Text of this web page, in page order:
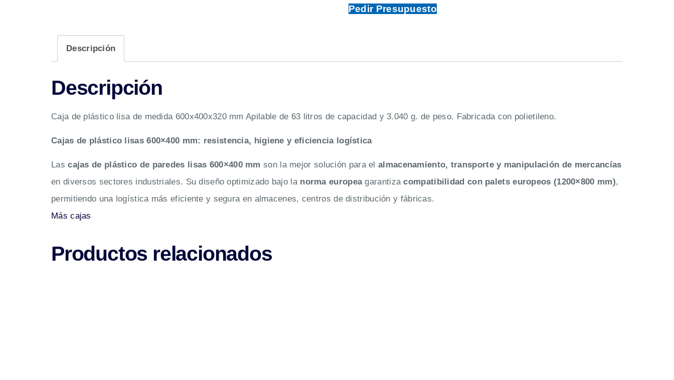
Pedir Presupuesto
Descripción
Descripción
Caja de plástico lisa de medida 600x400x320 mm Apilable de 63 litros de capacidad y 3.040 g. de peso. Fabricada con polietileno.
Cajas de plástico lisas 600×400 mm: resistencia, higiene y eficiencia logística
Lascajas de plástico de paredes lisas 600×400 mm son la mejor solución para elalmacenamiento, transporte y manipulación de mercancías
en diversos sectores industriales. Su diseño optimizado bajo la norma europeagarantizacompatibilidad con palets europeos (1200×800 mm),
permitiendo una logística más eficiente y segura en almacenes, centros de distribución y fábricas.
Más cajas
Productos relacionados